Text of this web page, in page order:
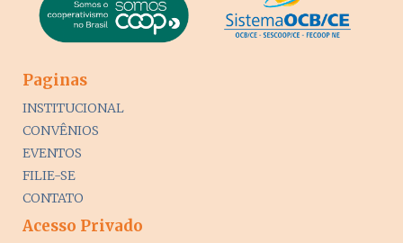
Paginas
INSTITUCIONAL
CONVÊNIOS
EVENTOS
FILIE-SE
CONTATO
Acesso Privado